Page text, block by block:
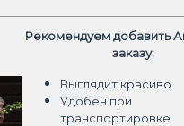
Рекомендуем добавить
заказу:
Выглядит красиво
Удобен при
транспортировке